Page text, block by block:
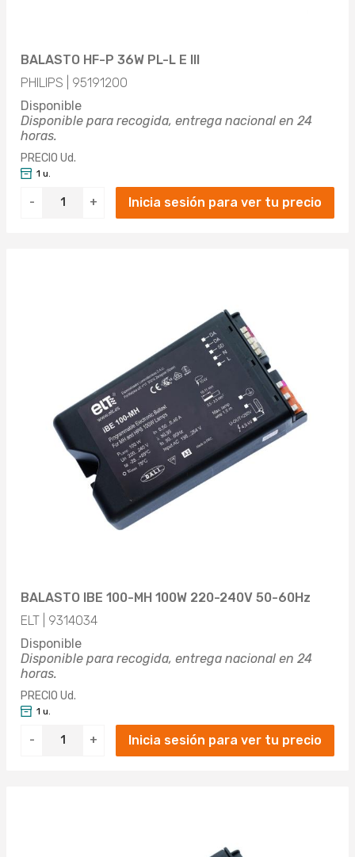
BALASTO HF-P 36W PL-L E III
PHILIPS | 95191200
Disponible
Disponible para recogida, entrega nacional en 24
horas.
PRECIO Ud.
- +
1 u.
Inicia sesión para ver tu precio
BALASTO IBE 100-MH 100W 220-240V 50-60Hz
ELT | 9314034
Disponible
Disponible para recogida, entrega nacional en 24
horas.
PRECIO Ud.
- +
1 u.
Inicia sesión para ver tu precio